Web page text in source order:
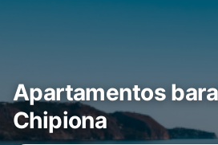
Apartamentos
Chipiona